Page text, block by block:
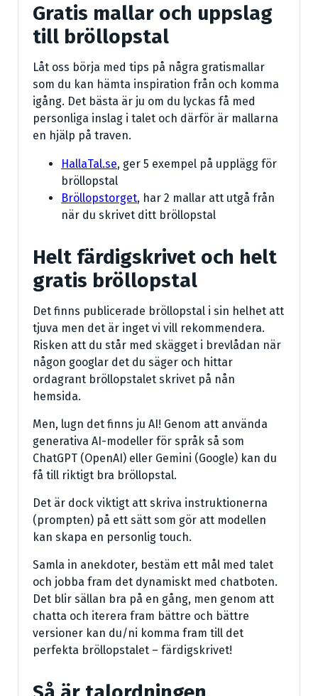
Gratis mallar och uppslag
till bröllopstal
Låt oss börja med tips på några gratismallar
som du kan hämta inspiration från och komma
igång. Det bästa är ju om du lyckas få med
personliga inslag i talet och därför är mallarna
en hjälp på traven.
HallaTal.se, ger 5 exempel på upplägg för
bröllopstal
Bröllopstorget, har 2 mallar att utgå från
när du skrivet ditt bröllopstal
Helt färdigskrivet och helt
gratis bröllopstal
Det finns publicerade bröllopstal i sin helhet att
tjuva men det är inget vi vill rekommendera.
Risken att du står med skägget i brevlådan när
någon googlar det du säger och hittar
ordagrant bröllopstalet skrivet på nån
hemsida.
Men, lugn det finns ju AI! Genom att använda
generativa AI-modeller för språk så som
ChatGPT (OpenAI) eller Gemini (Google) kan du
få till riktigt bra bröllopstal.
Det är dock viktigt att skriva instruktionerna
(prompten) på ett sätt som gör att modellen
kan skapa en personlig touch.
Samla in anekdoter, bestäm ett mål med talet
och jobba fram det dynamiskt med chatboten.
Det blir sällan bra på en gång, men genom att
chatta och iterera fram bättre och bättre
versioner kan du/ni komma fram till det
perfekta bröllopstalet – färdigskrivet!